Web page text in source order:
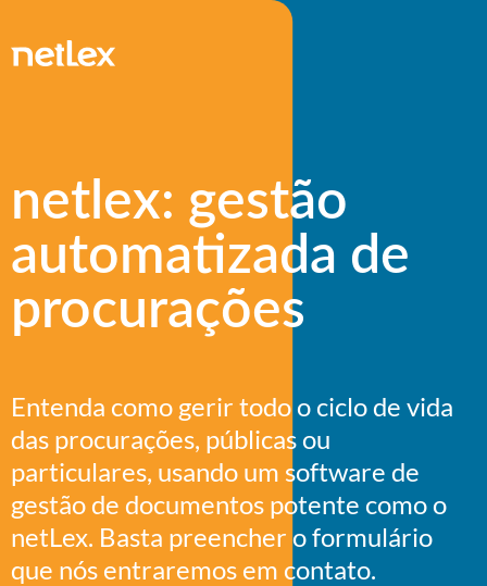
netlex: gestão
automatizada de
procurações
Entenda como gerir todo o ciclo de vida
das procurações, públicas ou
particulares, usando um software de
gestão de documentos potente como o
netLex. Basta preencher o formulário
que nós entraremos em contato.